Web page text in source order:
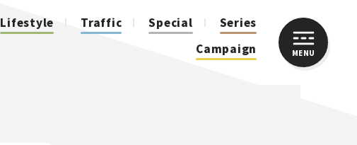
Lifestyle Traffic Special
Series
Campaign
MENUCLOSE